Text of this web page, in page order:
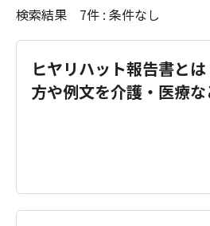
検索結果 7件 : 条件なし
ヒヤリハット報告書と
方や例文を介護・医療